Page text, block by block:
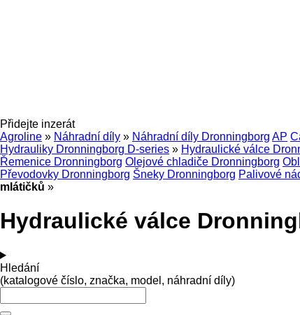
Přidejte inzerát
Agroline » Náhradní díly » Náhradní díly Dronningborg AP
Hydrauliky Dronningborg D-series » Hydraulické válce
Řemenice Dronningborg Olejové chladiče Dronningborg
Převodovky Dronningborg Šneky Dronningborg Palivové
mlátičků »
Hydraulické válce
Hledání
(katalogové číslo, značka, model, náhradní díly)